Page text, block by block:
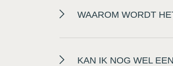
WAAROM WORDT
KAN IK NOG WEL